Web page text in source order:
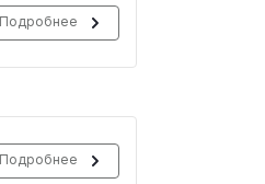
Подробнее
Подробнее